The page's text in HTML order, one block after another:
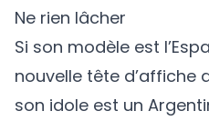
Ne rien lâcher
Si son modèle est
nouvelle tête d’affiche
son idole est un